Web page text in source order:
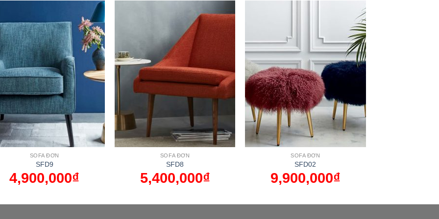
SOFA ĐƠN
SFD9
4,900,000₫
SOFA ĐƠN
SFD8
5,400,000₫
SOFA ĐƠN
SFD02
9,900,000₫